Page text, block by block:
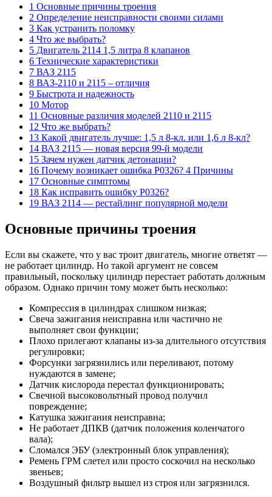
1 Основные причины троения
2 Определение неисправности своими силами
3 Как устранить поломку
4 Что же выбрать?
5 Двигатель 2114 1,5 литра 8 клапанов
6 Технические характеристики
7 ВАЗ 2115
8 ВАЗ-2110 и 2115 – отличия
9 Быстрота и надежность
10 Мотор
11 Основные различия моделей 2110 и 2115
12 Что же выбрать?
13 Какой двигатель лучше: 1,5 л 8-кл. или 1,6 л 8-кл?
14 ВАЗ 2115 — новая версия 99-й модели
15 Зачем нужен датчик детонации?
16 Почему возникает ошибка P0326? 4 Причины
17 Основные симптомы
18 Как исправить ошибку P0326?
19 ВАЗ 2114 — рестайлинг популярной модели
Основные причины троения
Если вы скажете, что у вас троит двигатель, многие ответят —
не работает цилиндр. Но такой аргумент не совсем
правильный, поскольку цилиндр перестает работать должным
образом. Однако причин тому может быть несколько:
Компрессия в цилиндрах слишком низкая;
Свеча зажигания неисправна или частично не
выполняет свои функции;
Плохо прилегают клапаны из-за длительного отсутствия
регулировки;
Форсунки загрязнились или переливают, потому
нуждаются в замене;
Датчик кислорода перестал функционировать;
Свечной высоковольтный провод получил
повреждение;
Катушка зажигания неисправна;
Не работает ДПКВ (датчик положения коленчатого
вала);
Сломался ЭБУ (электронный блок управления);
Ремень ГРМ слетел или просто соскочил на несколько
звеньев;
Воздушный фильтр вышел из строя или загрязнился.